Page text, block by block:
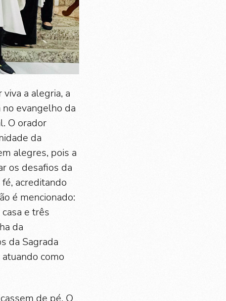
a alegria, a
evangelho da
O orador
da
alegres, pois a
os desafios da
acreditando
é mencionado:
e três
da
da Sagrada
como